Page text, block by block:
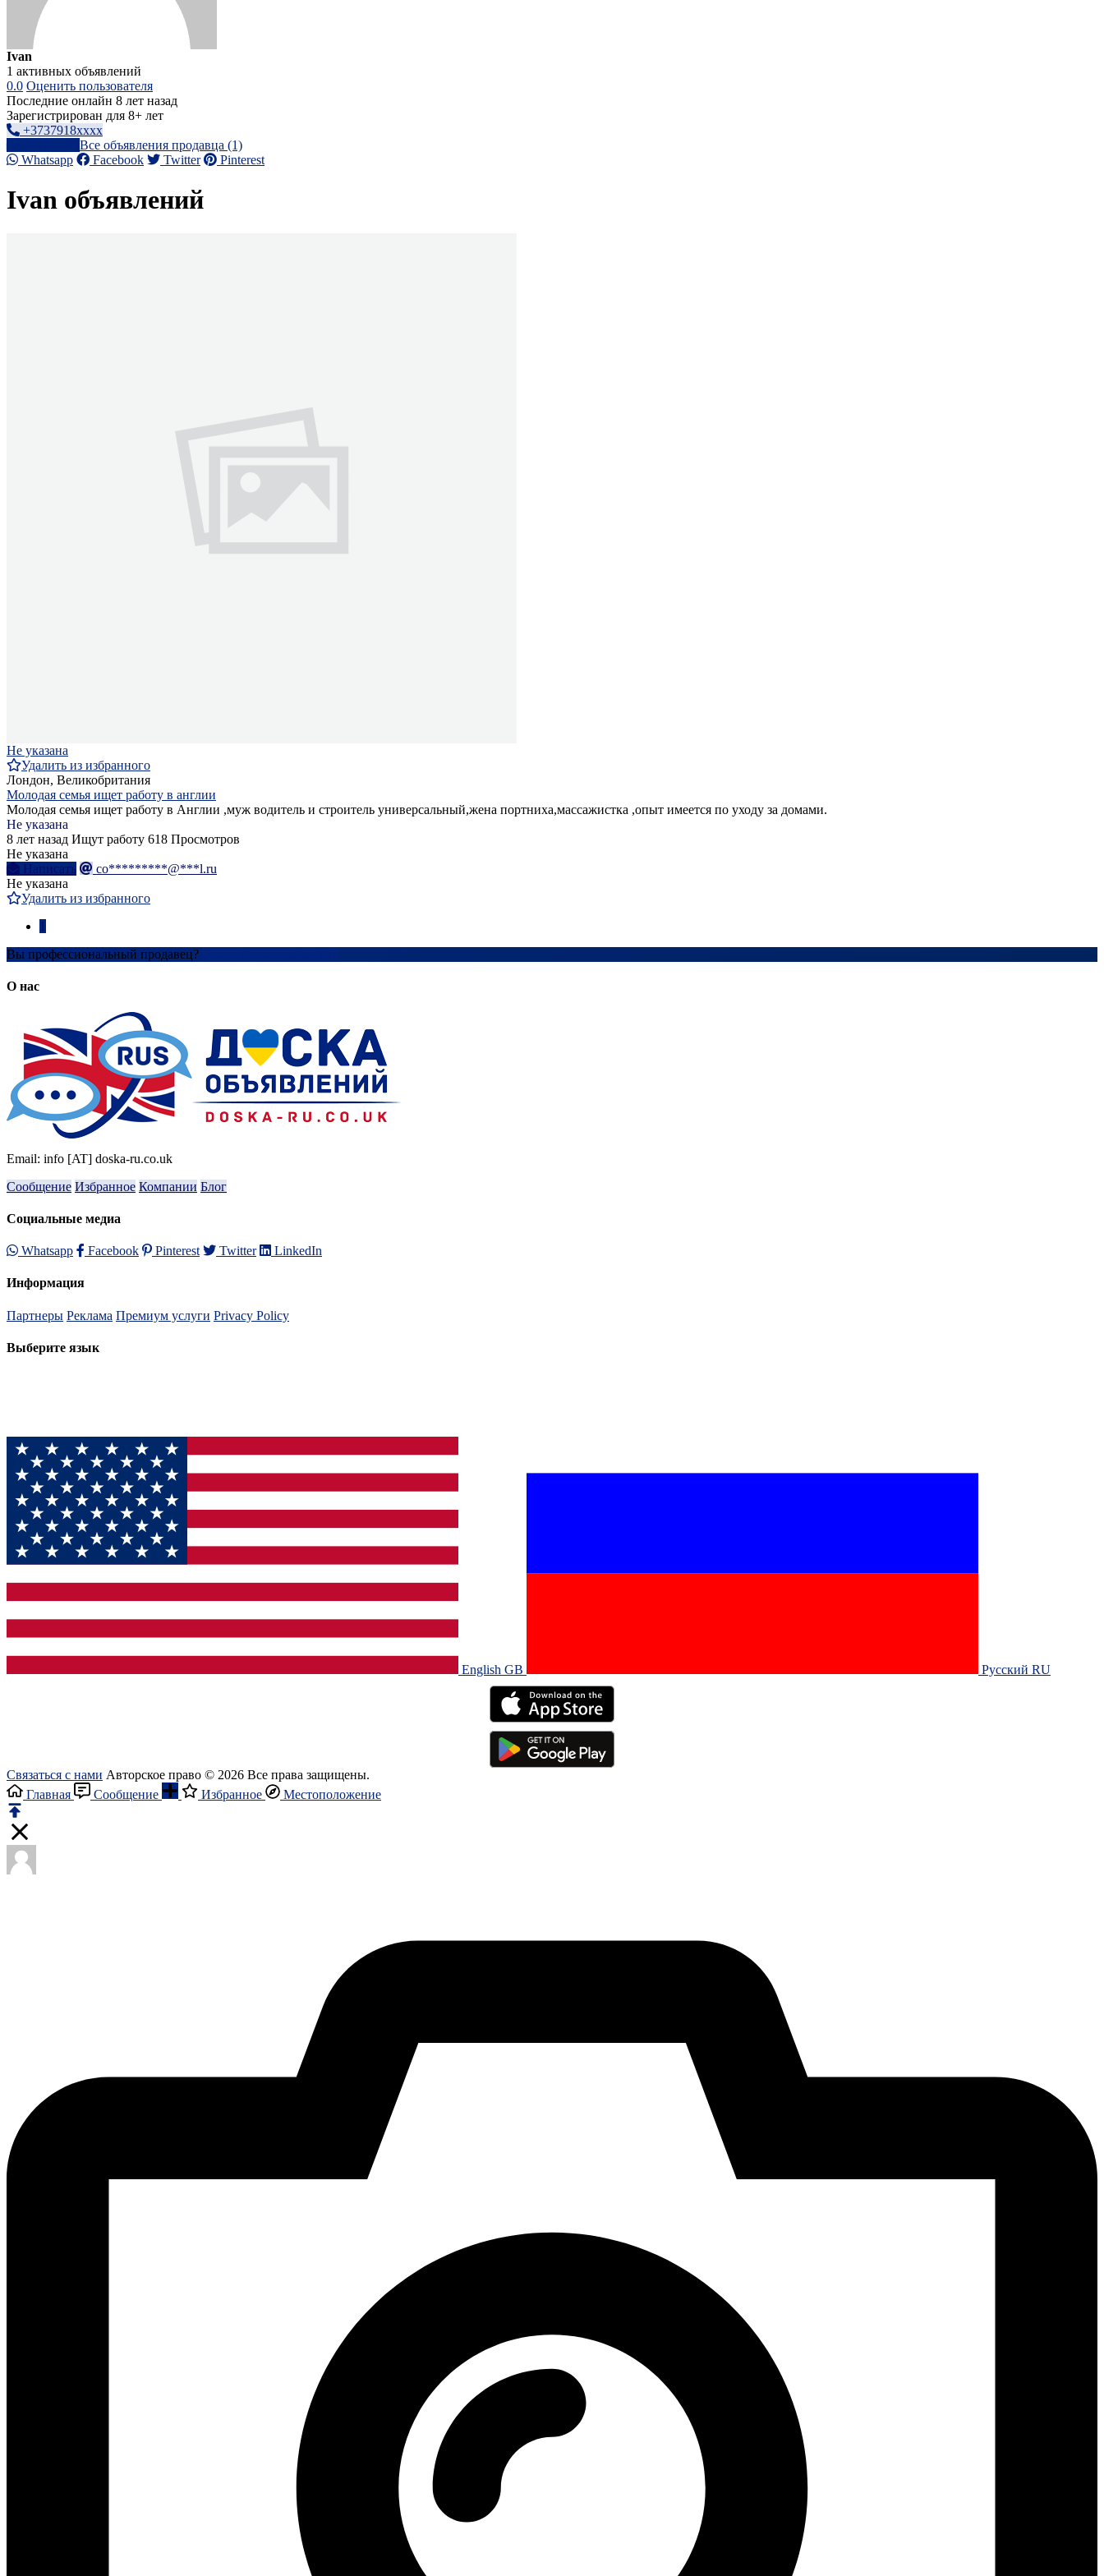
Ivan
1 активных объявлений
0.0 Оценить пользователя
Последние онлайн 8 лет назад
Зарегистрирован для 8+ лет
+3737918xxxx
Все объявления продавца (1)
Whatsapp
Facebook Twitter Pinterest
Ivan объявлений
Не указана
Удалить из избранного
Лондон, Великобритания
Молодая семья ищет работу в англии
Молодая семья ищет работу в Англии ,муж водитель и строитель универсальный,жена портниха,массажистка ,опыт имеется по уходу за домами.
Не указана
8 лет назад Ищут работу 618 Просмотров
Не указана
Написать
co*********@***l.ru
Не указана
Удалить из избранного
Вы профессиональный продавец?
О нас
Email: info [AT] doska-ru.co.uk
Сообщение Избранное Компании Блог
Социальные медиа
Whatsapp Facebook Pinterest Twitter LinkedIn
Информация
Партнеры Реклама Премиум услуги Privacy Policy
Выберите язык
English GB‎ Русский RU‎
Связаться с нами Авторское право © 2026 Все права защищены.
Главная
Сообщение Избранное Местоположение